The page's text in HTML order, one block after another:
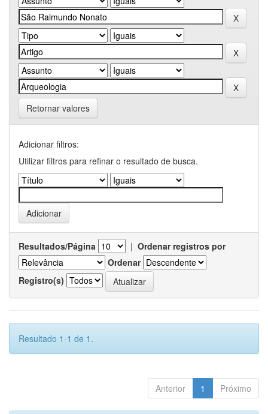
Retornar valores
Adicionar filtros:
Utilizar filtros para refinar o resultado de busca.
Resultados/Página | Ordenar registros por
Ordenar
Registro(s)
Resultado 1-1 de 1.
Anterior 1 Próximo